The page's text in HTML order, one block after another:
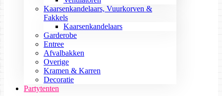
Kaarsenkandelaars, Vuurkorven &
Fakkels
Kaarsenkandelaars
Garderobe
Entree
Afvalbakken
Overige
Kramen & Karren
Decoratie
Partytenten